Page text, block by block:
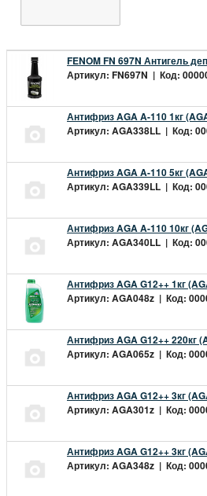
FENOM FN 697N Антигель
Артикул: FN697N | Код:
Антифриз AGA A-110 1кг
Артикул: AGA338LL | Код:
Антифриз AGA A-110 5кг
Артикул: AGA339LL | Код:
Антифриз AGA A-110 10кг
Артикул: AGA340LL | Код:
Антифриз AGA G12++ 1кг
Артикул: AGA048z | Код:
Антифриз AGA G12++ 220кг
Артикул: AGA065z | Код:
Антифриз AGA G12++ 3кг
Артикул: AGA301z | Код:
Антифриз AGA G12++ 3кг
Артикул: AGA348z | Код: